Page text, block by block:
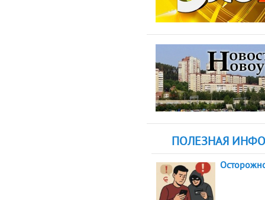
ПОЛЕЗНАЯ